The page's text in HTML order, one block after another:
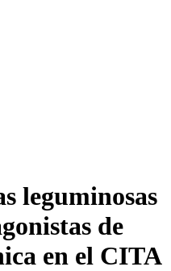
leguminosas
de
en el CITA